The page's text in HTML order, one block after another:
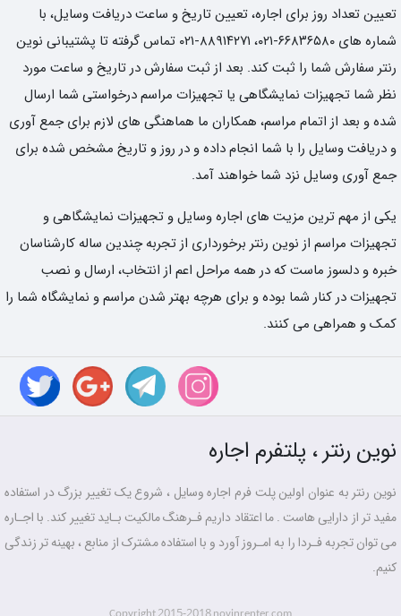
تعیین تعداد روز برای اجاره، تعیین تاریخ و ساعت دریافت وسایل، با
شماره های ۶۶۸۳۶۵۸۰-۰۲۱، ۸۸۹۱۴۲۷۱-۰۲۱ تماس گرفته تا پشتیبانی نوین
رنتر سفارش شما را ثبت کند. بعد از ثبت سفارش در تاریخ و ساعت مورد
نظر شما تجهیزات نمایشگاهی یا تجهیزات مراسم درخواستی شما ارسال
شده و بعد از اتمام مراسم، همکاران ما هماهنگی های لازم برای جمع آوری
و دریافت وسایل را با شما انجام داده و در روز و تاریخ مشخص شده برای
جمع آوری وسایل نزد شما خواهند آمد.
یکی از مهم ترین مزیت های اجاره وسایل و تجهیزات نمایشگاهی و
تجهیزات مراسم از نوین رنتر برخورداری از تجربه چندین ساله کارشناسان
خبره و دلسوز ماست که در همه مراحل اعم از انتخاب، ارسال و نصب
تجهیزات در کنار شما بوده و برای هرچه بهتر شدن مراسم و نمایشگاه شما را
کمک و همراهی می کنند.
نوین رنتر ، پلتفرم اجاره
نوین رنتر به عنوان اولین پلت فرم اجاره وسایل ، شروع یک تغییر بزرگ در استفاده
مفید تر از دارایی هاست . ما اعتقاد داریم فـرهنگ مالکیت بـاید تغییر کند. با اجـاره
می توان تجربه فـردا را به امـروز آورد و با استفاده مشترک از منابع ، بهینه تر زندگی
کنیم.
2015-2018